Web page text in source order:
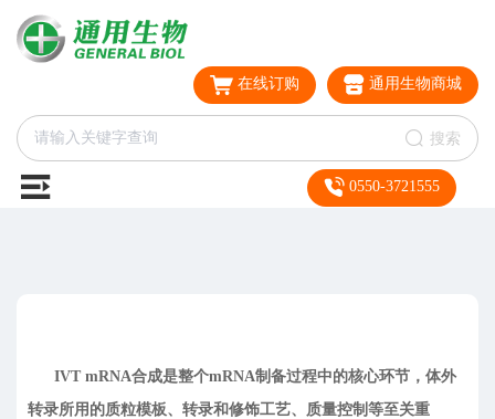
在线订购 通用生物商城
搜索
0550-3721555
IVT mRNA合成是整个mRNA制备过程中的核心环节，体外
转录所用的质粒模板、转录和修饰工艺、质量控制等至关重